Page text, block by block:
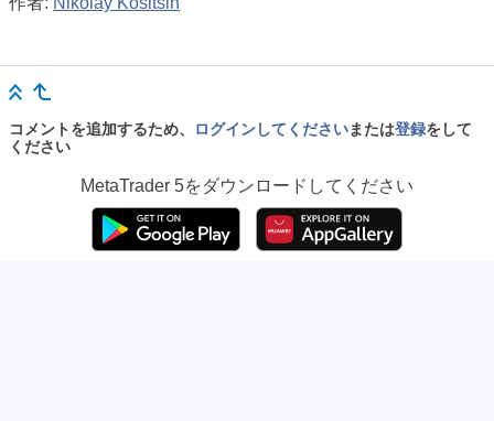
コメントを追加するため、 ログインしてくださいまたは登録をして
ください
MetaTrader 5をダウンロードしてください